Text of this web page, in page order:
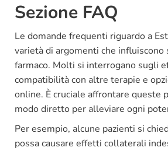
Sezione FAQ
Le domande frequenti riguardo a
varietà di argomenti che
farmaco. Molti si interrogano sugli
compatibilità con altre terapie e
online. È cruciale affrontare queste
modo diretto per alleviare ogni
Per esempio, alcune pazienti si
possa causare effetti collaterali